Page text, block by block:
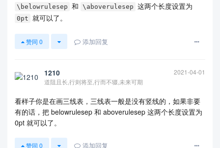
\belowrulesep 和 \aboverulesep 这两个长度设置为
0pt 就可以了。
赞同 0 添加回复
1210
2021-04-01
道阻且长,行则将至,行而不辍,未来可期
看样子你是在画三线表，三线表一般是没有竖线的，如果非要
有的话，把 belowrulesep 和 aboverulesep 这两个长度设置为
0pt 就可以了。
赞同 0 添加回复